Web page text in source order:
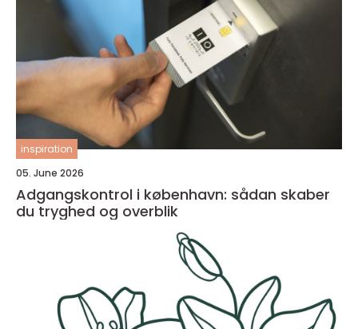
inspiration
05. June 2026
Adgangskontrol i københavn: sådan skaber
du tryghed og overblik